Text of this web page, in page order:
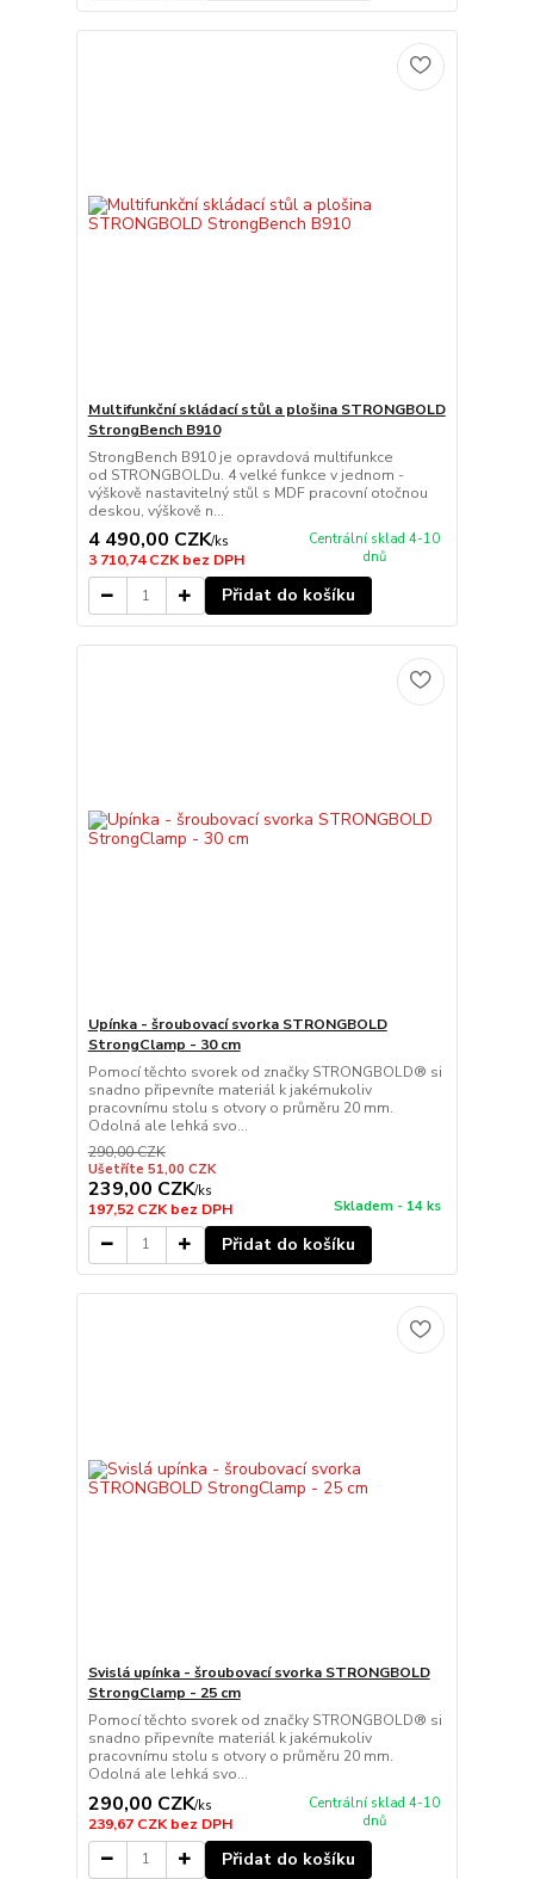
Multifunkční skládací stůl a plošina STRONGBOLD
StrongBench B910
StrongBench B910 je opravdová multifunkce
od STRONGBOLDu. 4 velké funkce v jednom -
výškově nastavitelný stůl s MDF pracovní otočnou
deskou, výškově n...
4 490,00 CZK/ks
3 710,74 CZKbez DPH
Centrální sklad 4-10
dnů
Přidat do košíku
Upínka - šroubovací svorka STRONGBOLD
StrongClamp - 30 cm
Pomocí těchto svorek od značky STRONGBOLD® si
snadno připevníte materiál k jakémukoliv
pracovnímu stolu s otvory o průměru 20 mm.
Odolná ale lehká svo...
290,00 CZK
Ušetříte 51,00 CZK
239,00 CZK/ks
197,52 CZKbez DPH Skladem - 14 ks
Přidat do košíku
Svislá upínka - šroubovací svorka STRONGBOLD
StrongClamp - 25 cm
Pomocí těchto svorek od značky STRONGBOLD® si
snadno připevníte materiál k jakémukoliv
pracovnímu stolu s otvory o průměru 20 mm.
Odolná ale lehká svo...
290,00 CZK/ks
239,67 CZKbez DPH
Centrální sklad 4-10
dnů
Přidat do košíku